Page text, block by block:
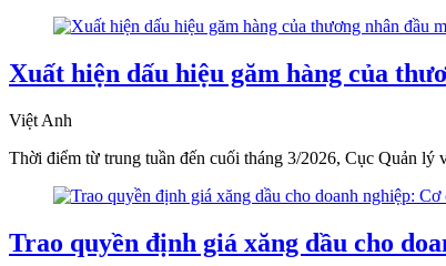
Xuất hiện dấu hiệu găm hàng của
Việt Anh
Thời điểm từ trung tuần đến cuối tháng 3/2026, Cục Quản
Trao quyền định giá xăng dầu cho